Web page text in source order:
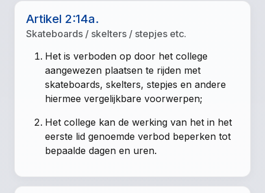
Artikel 2:14a.
Skateboards / skelters / stepjes etc.
Het is verboden op door het college
aangewezen plaatsen te rijden met
skateboards, skelters, stepjes en andere
hiermee vergelijkbare voorwerpen;
Het college kan de werking van het in het
eerste lid genoemde verbod beperken tot
bepaalde dagen en uren.